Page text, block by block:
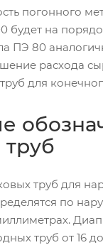
погонного
будет на
ПЭ 80
расхода
для
труб для
по
труб от 16